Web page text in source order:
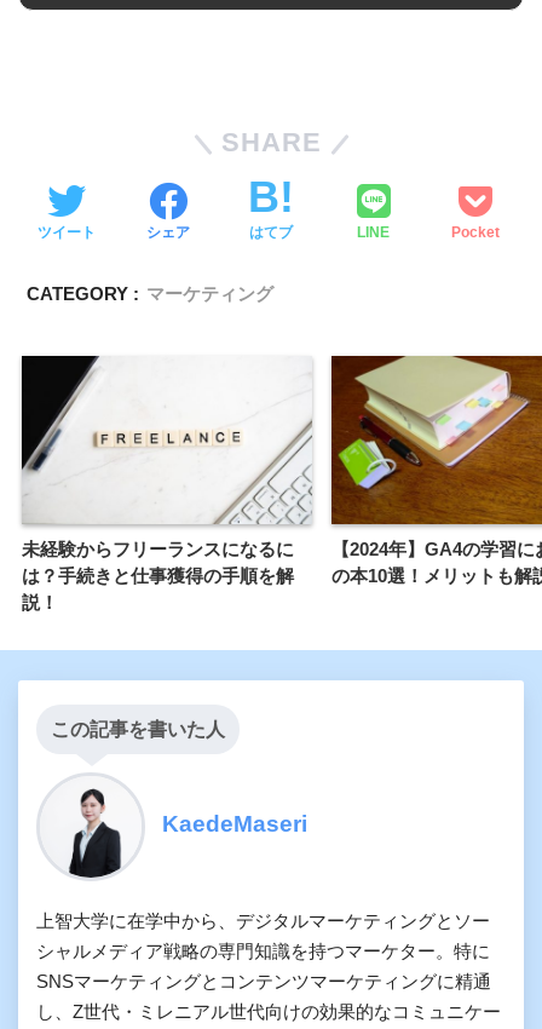
SHARE
ツイート シェア はてブ LINE Pocket
CATEGORY : マーケティング
未経験からフリーランスになるに
は？手続きと仕事獲得の手順を解
説！
【2024年】GA4の学習
の本10選！メリットも解
この記事を書いた人
KaedeMaseri
上智大学に在学中から、デジタルマーケティングとソー
シャルメディア戦略の専門知識を持つマーケター。特に
SNSマーケティングとコンテンツマーケティングに精通
し、Z世代・ミレニアル世代向けの効果的なコミュニケー